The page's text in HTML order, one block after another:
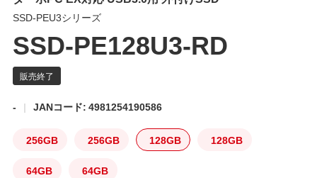
SSD-PEU3シリーズ
SSD-PE128U3-RD
- JANコード: 4981254190586
256GB 256GB 128GB 128GB
64GB 64GB